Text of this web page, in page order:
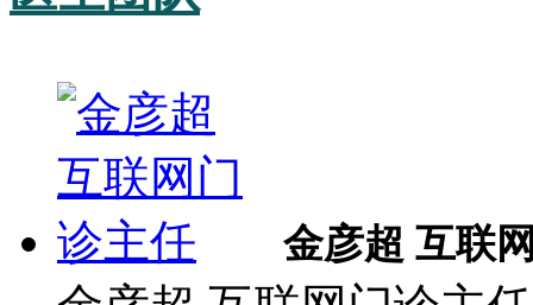
金彦超 互联